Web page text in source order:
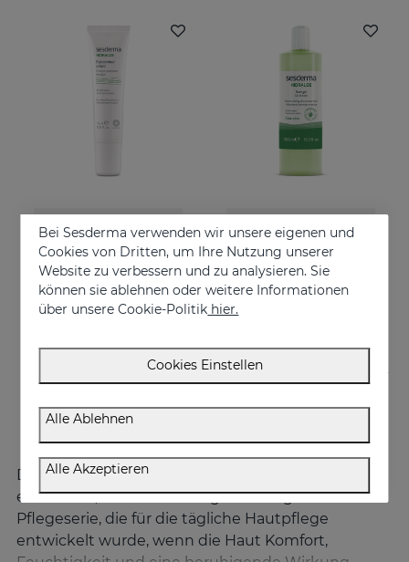
In den Warenkorb
HIDRALOE Augenkonturencreme
Moisturizes, decongests, soothes and regenerates
€ 21,95
In den Warenkorb
HIDRALOE Duschgel
Die HIDRALOELinie von Sesderma ist eine
essentielle, wirksame und gut verträgliche
Pflegeserie, die für die tägliche Hautpflege
entwickelt wurde, wenn die Haut Komfort,
Bei Sesderma verwenden wir unsere eigenen und
Cookies von Dritten, um Ihre Nutzung unserer
Website zu verbessern und zu analysieren. Sie
können sie ablehnen oder weitere Informationen
über unsere Cookie-Politik hier.
Cookies Einstellen
Alle Ablehnen
Alle Akzeptieren